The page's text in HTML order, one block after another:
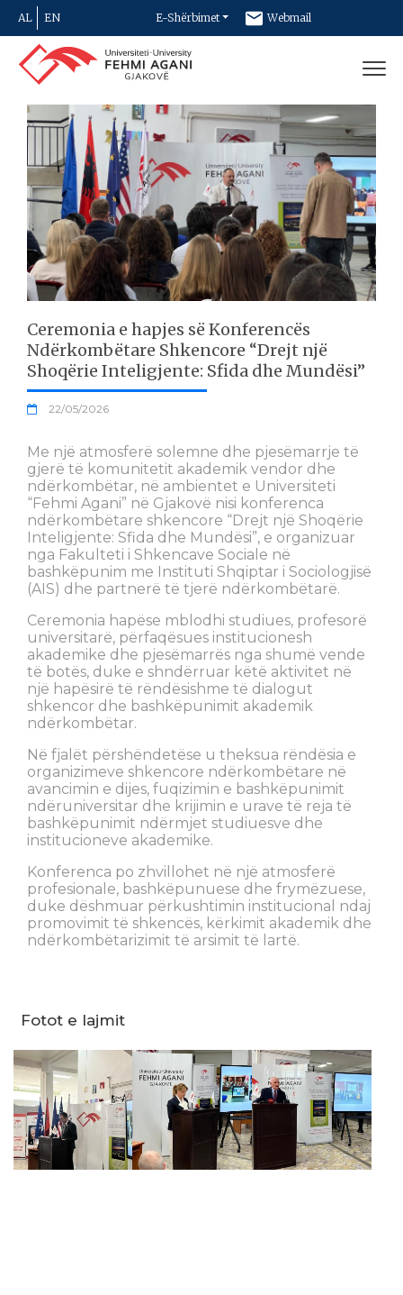
AL EN E-Shërbimet Webmail
Newsletter
Ceremonia e hapjes së Konferencës
Ndërkombëtare Shkencore “Drejt një
Shoqërie Inteligjente: Sfida dhe Mundësi”
22/05/2026
Me një atmosferë solemne dhe pjesëmarrje të
gjerë të komunitetit akademik vendor dhe
ndërkombëtar, në ambientet e Universiteti
“Fehmi Agani” në Gjakovë nisi konferenca
ndërkombëtare shkencore “Drejt një Shoqërie
Inteligjente: Sfida dhe Mundësi”, e organizuar
nga Fakulteti i Shkencave Sociale në
bashkëpunim me Instituti Shqiptar i Sociologjisë
(AIS) dhe partnerë të tjerë ndërkombëtarë.
Ceremonia hapëse mblodhi studiues, profesorë
universitarë, përfaqësues institucionesh
akademike dhe pjesëmarrës nga shumë vende
të botës, duke e shndërruar këtë aktivitet në
një hapësirë të rëndësishme të dialogut
shkencor dhe bashkëpunimit akademik
ndërkombëtar.
Në fjalët përshëndetëse u theksua rëndësia e
organizimeve shkencore ndërkombëtare në
avancimin e dijes, fuqizimin e bashkëpunimit
ndëruniversitar dhe krijimin e urave të reja të
bashkëpunimit ndërmjet studiuesve dhe
institucioneve akademike.
Konferenca po zhvillohet në një atmosferë
profesionale, bashkëpunuese dhe frymëzuese,
duke dëshmuar përkushtimin institucional ndaj
promovimit të shkencës, kërkimit akademik dhe
ndërkombëtarizimit të arsimit të lartë.
Fotot e lajmit